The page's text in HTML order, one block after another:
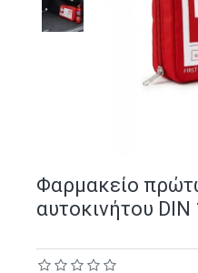
Φαρμακείο
αυτοκινήτου DIN